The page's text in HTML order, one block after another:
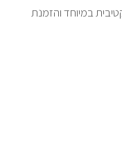
במיוחד והזמנת